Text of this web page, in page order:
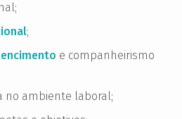
;
e companheirismo
no ambiente laboral;